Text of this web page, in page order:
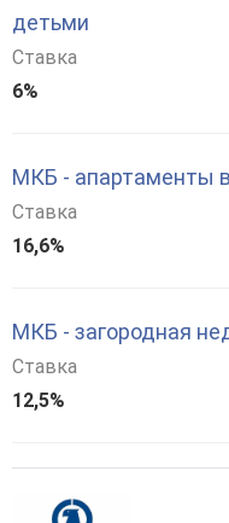
детьми
Ставка
6%
МКБ - апартаменты
Ставка
16,6%
МКБ - загородная
Ставка
12,5%